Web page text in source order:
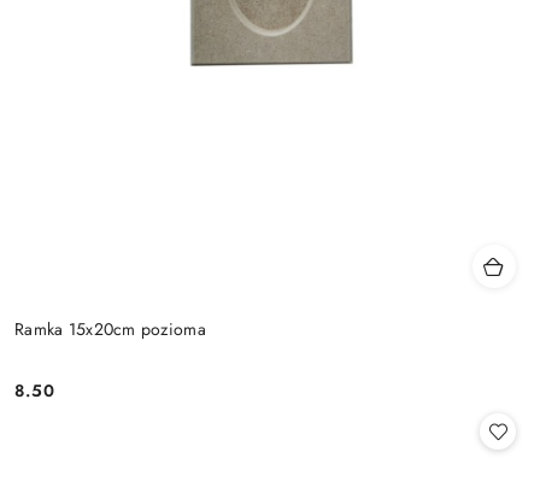
Ramka 15x20cm pozioma
Cena:
8.50